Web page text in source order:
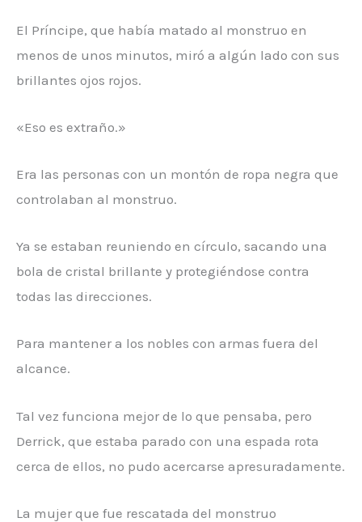
El Príncipe, que había matado al monstruo en
menos de unos minutos, miró a algún lado con sus
brillantes ojos rojos.
«Eso es extraño.»
Era las personas con un montón de ropa negra que
controlaban al monstruo.
Ya se estaban reuniendo en círculo, sacando una
bola de cristal brillante y protegiéndose contra
todas las direcciones.
Para mantener a los nobles con armas fuera del
alcance.
Tal vez funciona mejor de lo que pensaba, pero
Derrick, que estaba parado con una espada rota
cerca de ellos, no pudo acercarse apresuradamente.
La mujer que fue rescatada del monstruo